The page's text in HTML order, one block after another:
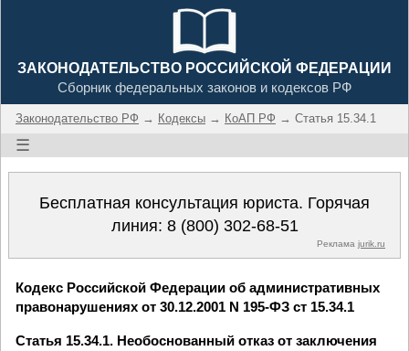
ЗАКОНОДАТЕЛЬСТВО РОССИЙСКОЙ ФЕДЕРАЦИИ
Сборник федеральных законов и кодексов РФ
Законодательство РФ → Кодексы → КоАП РФ → Статья 15.34.1
☰
Бесплатная консультация юриста. Горячая
линия: 8 (800) 302-68-51
Реклама jurik.ru
Кодекс Российской Федерации об административных
правонарушениях от 30.12.2001 N 195-ФЗ ст 15.34.1
Статья 15.34.1. Необоснованный отказ от заключения